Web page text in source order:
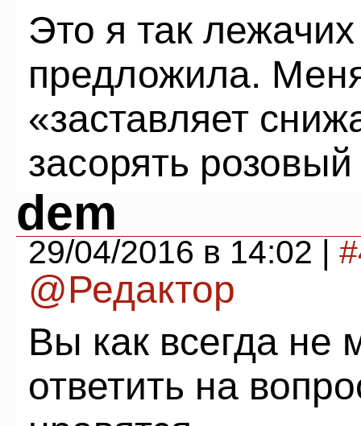
Это я так
предложила.
«заставляет
засорять
dem
29/04/2016 в 14:02 |
@Редактор
Вы как всегда не
ответить на